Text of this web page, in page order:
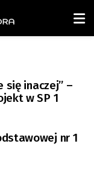
się inaczej” –
w SP 1
nr 1